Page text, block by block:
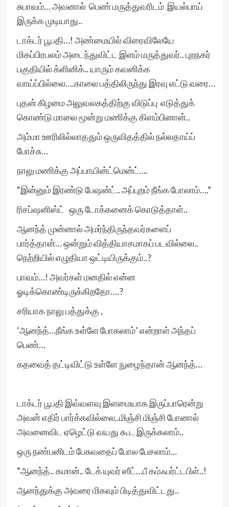
சுபாவம்… அவனால் பெண் மருத்துவரிடம் இயல்பாய்
இருக்க முடியாது..
டாக்டர் பூபதி…! அண்மையில் விரைவிலேயே
மிகப்பிரபலம் அடைந்துவிட்ட இளம் மருத்துவர்.. புறநகர்
பகுதியில் க்ளினிக்.. யாரும் கவனிக்க
வாய்ப்பில்லை….காலை பத்திலிருந்து இரவு எட்டு வரை…
புதன் கிழமை அலுவலகத்திற்கு விடுப்பு எடுத்துக்
கொண்டு மாலை மூன்று மணிக்கு கிளம்பினான்..
அம்மா ஊரிலில்லாததும் ஒருவிதத்தில் நல்லதாய்ப்
போச்சு…
நாலு மணிக்கு அப்பாயின்ட்மென்ட்….
“இன்னும் இரண்டு பேஷன்ட்.. அப்புறம் நீங்க போலாம்….”
ரிசப்ஷனிஸ்ட் ஒரு டோக்கனைக் கொடுத்தாள்..
ஆனந்த் முன்னால் அமர்ந்திருந்தவர்களைப்
பார்த்தான்… ஒன்றும் வித்தியாசமாகப் படவில்லை..
நெற்றியில் எழுதியா ஒட்டியிருக்கும்..?
பாவம்…! அவர்கள் மனதில் என்ன
ஓடிக்கொண்டிருக்கிறதோ….?
சரியாக நாலு பத்துக்கு ,
‘ஆனந்த்…நீங்க உள்ளே போகலாம்’ என்றாள் அந்தப்
பெண்…
கதவைத் தட்டிவிட்டு உள்ளே நுழைந்தான் ஆனந்த்…
டாக்டர் பூபதி இவ்வளவு இளமையாக இருப்பாரென்று
அவன் எதிர் பார்க்கவில்லை..மிஞ்சி மிஞ்சி போனால்
அவனைவிட ஏழெட்டு வயது கூட இருக்கலாம்..
ஒரு நண்பனிடம் பேசுவதைப் போல பேசலாம்…
“ஆனந்த்.. கமான்.. டேக் யுவர் ஸீட்…பீ கம்ஃபர்ட்டபிள்..!
ஆனந்துக்கு அவரை மிகவும் பிடித்துவிட்டது..